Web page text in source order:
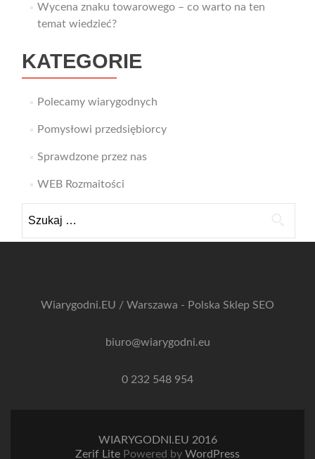
Wycena znaku towarowego – co warto na ten
temat wiedzieć?
KATEGORIE
Polecamy wiarygodnych
Pomysłowi przedsiębiorcy
Sprawdzone przez nas
WEB Rozmaitości
Wiarygodni.EU / Warszawa - Polska Sklep SEO
biuro@wiarygodni.eu
0 232 548 954
WIARYGODNI.EU 2016
Zerif Lite Powered by WordPress